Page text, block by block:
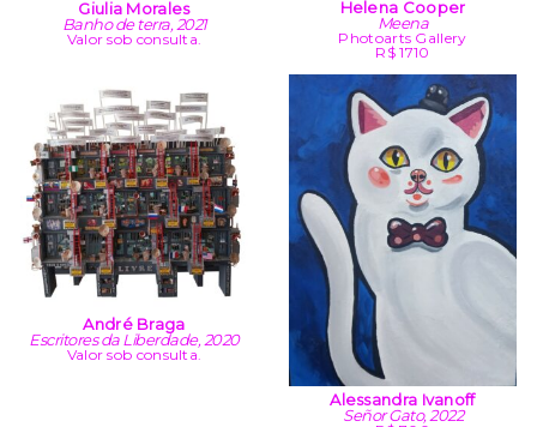
Giulia Morales
Banho de terra, 2021
Valor sob consulta.
Helena Cooper
Meena
Photoarts Gallery
R$ 1710
André Braga
Escritores da Liberdade, 2020
Valor sob consulta.
Alessandra Ivanoff
Señor Gato, 2022